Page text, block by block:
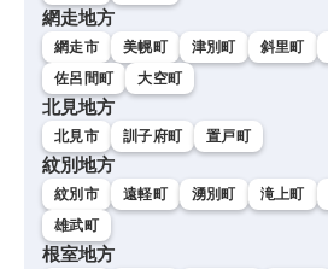
網走地方
網走市 美幌町 津別町 斜里町
佐呂間町
大空町
北見地方
北見市 訓子府町 置戸町
紋別地方
紋別市 遠軽町 湧別町 滝上町
雄武町
根室地方